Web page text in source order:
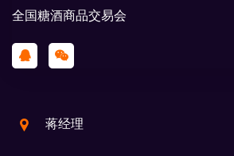
全国糖酒商品交易会
蒋经理